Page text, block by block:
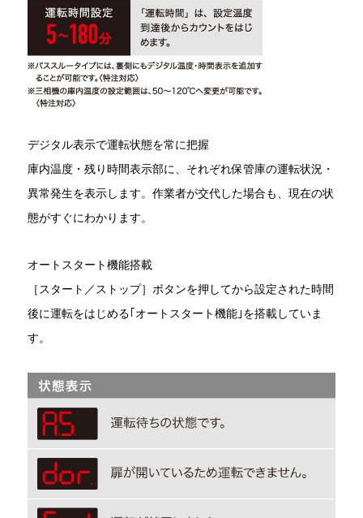
デジタル表示で運転状態を常に把握
庫内温度・残り時間表示部に、それぞれ保管庫の運転状況・
異常発生を表示します。作業者が交代した場合も、現在の状
態がすぐにわかります。
オートスタート機能搭載
［スタート／ストップ］ボタンを押してから設定された時間
後に運転をはじめる｢オートスタート機能｣を搭載していま
す。